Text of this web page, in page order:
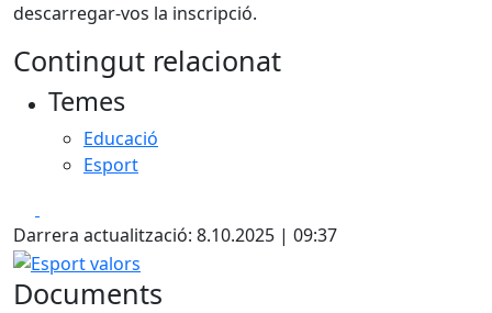
descarregar-vos la inscripció.
Contingut relacionat
Temes
Educació
Esport
Darrera actualització: 8.10.2025 | 09:37
Esport valors
Documents